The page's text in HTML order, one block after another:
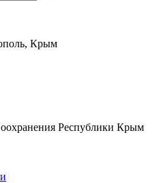
Крым
Республики Крым